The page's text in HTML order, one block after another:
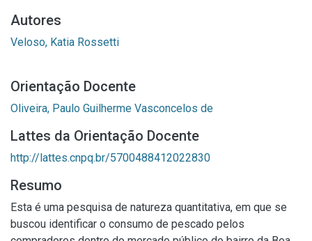
Autores
Veloso, Katia Rossetti
Orientação Docente
Oliveira, Paulo Guilherme Vasconcelos de
Lattes da Orientação Docente
http://lattes.cnpq.br/5700488412022830
Resumo
Esta é uma pesquisa de natureza quantitativa, em que se
buscou identificar o consumo de pescado pelos